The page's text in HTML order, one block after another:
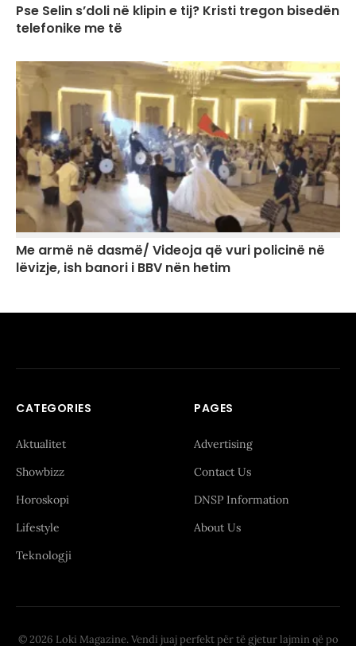
Pse Selin s’doli në klipin e tij? Kristi tregon bisedën
telefonike me të
Me armë në dasmë/ Videoja që vuri policinë në
lëvizje, ish banori i BBV nën hetim
CATEGORIES
Aktualitet
Showbizz
Horoskopi
Lifestyle
Teknologji
PAGES
Advertising
Contact Us
DNSP Information
About Us
© 2026 Loki Magazine. Vendi juaj perfekt për të gjetur lajmin që po